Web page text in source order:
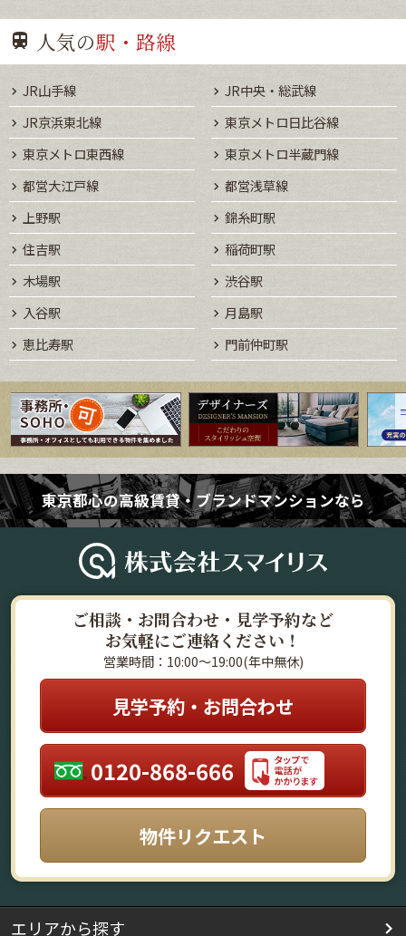
人気の駅・路線
JR山手線
JR中央・総武線
JR京浜東北線
東京メトロ日比谷線
東京メトロ東西線
東京メトロ半蔵門線
都営大江戸線
都営浅草線
上野駅
錦糸町駅
住吉駅
稲荷町駅
木場駅
渋谷駅
入谷駅
月島駅
恵比寿駅
門前仲町駅
東京都心の高級賃貸・ブランドマンションなら
ご相談・お問合わせ・見学予約など
お気軽にご連絡ください！
営業時間：10:00～19:00(年中無休)
見学予約・お問合わせ
0120-868-666
物件リクエスト
エリアから探す